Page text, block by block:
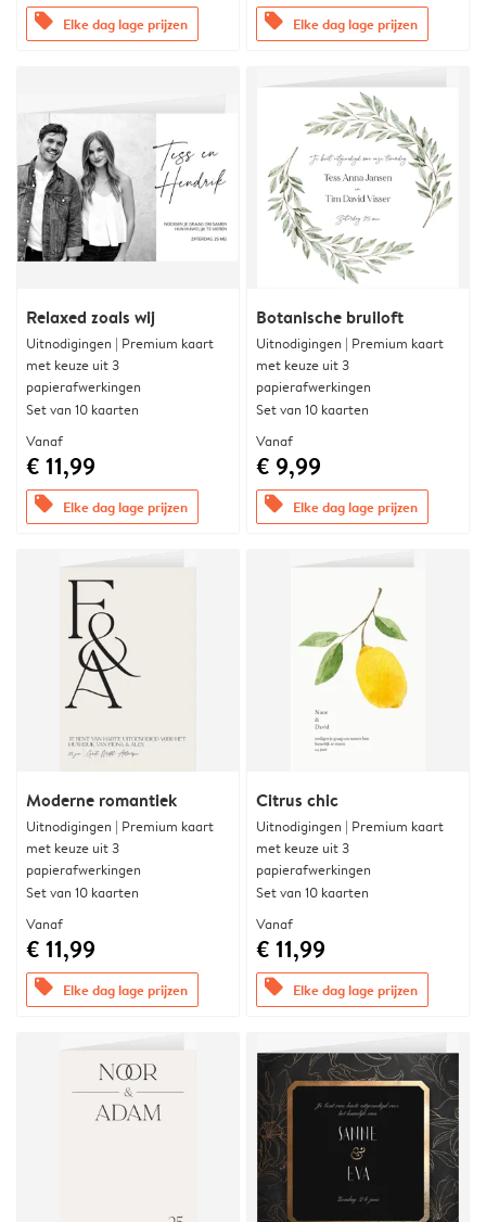
offers Elke dag lage prijzen offers Elke dag lage prijzen
Relaxed zoals wij
Uitnodigingen | Premium kaart
met keuze uit 3
papierafwerkingen
Set van 10 kaarten
Vanaf
€ 11,99
offers Elke dag lage prijzen
Botanische bruiloft
Uitnodigingen | Premium kaart
met keuze uit 3
papierafwerkingen
Set van 10 kaarten
Vanaf
€ 9,99
offers Elke dag lage prijzen
Moderne romantiek
Uitnodigingen | Premium kaart
met keuze uit 3
papierafwerkingen
Set van 10 kaarten
Vanaf
€ 11,99
offers Elke dag lage prijzen
Citrus chic
Uitnodigingen | Premium kaart
met keuze uit 3
papierafwerkingen
Set van 10 kaarten
Vanaf
€ 11,99
offers Elke dag lage prijzen